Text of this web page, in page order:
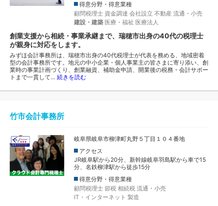
得意分野・得意業種
顧問税理士 資金調達 会社設立 不動産 流通・小売
建設・建築 医療・福祉 医療法人
創業支援から相続・事業承継まで、瑞穂市出身の40代の税理士
が親身に対応をします。
みずほ会計事務所は、瑞穂市出身の40代税理士が代表を務める、地域密着
型の会計事務所です。地元の中小企業・個人事業主の皆さまに寄り添い、創
業時の事業計画づくり、創業融資、補助金申請、開業後の税務・会計サポー
トまで一貫して… 続きを読む
竹市会計事務所
岐阜県岐阜市柳津町丸野５丁目１０４番地
アクセス
JR岐阜駅から20分、新幹線岐阜羽島駅から車で15
分、名鉄柳津駅から徒歩15分
得意分野・得意業種
顧問税理士 節税 相続税 流通・小売
IT・インターネット 製造